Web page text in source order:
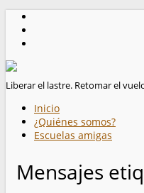
Liberar el lastre. Retomar el
Inicio
¿Quiénes somos?
Escuelas amigas
Mensajes